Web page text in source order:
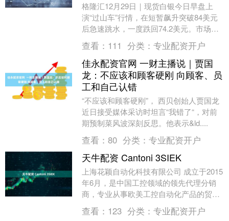
格隆汇12月29日｜现货白银今日早盘上
演“过山车”行情，在短暂飙升突破84美元
后急速跳水，一度跌回74.2美元。市场剧
烈波动的原因，X疯传一则未经证实的重
磅传闻....
查看： 111 分类： 专业配资开户
佳永配资官网 一财主播说｜贾国
龙：不应该和顾客硬刚 向顾客、员
工和自己认错
“不应该和顾客硬刚”， 西贝创始人贾国龙
近日接受媒体采访时坦言“我错了“，对前
期预制菜风波深刻反思。他表示&ld....
查看： 80 分类： 专业配资开户
天牛配资 Cantoni 3SIEK
上海花颖自动化科技有限公司 成立于2015
年6月，是中国工控领域的领先代理分销
商，专业从事欧美工控自动化产品的贸
易。 2015年9月在德国科隆成立德国办事
处，货....
查看： 123 分类： 专业配资开户